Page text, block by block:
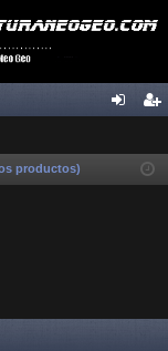
ist
productos)